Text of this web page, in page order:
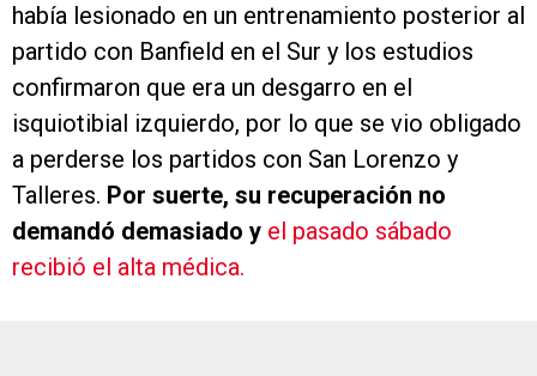
había lesionado en un entrenamiento posterior al
partido con Banfield en el Sur y los estudios
confirmaron que era un desgarro en el
isquiotibial izquierdo, por lo que se vio obligado
a perderse los partidos con San Lorenzo y
Talleres. Por suerte, su recuperación no
demandó demasiado y el pasado sábado
recibió el alta médica.